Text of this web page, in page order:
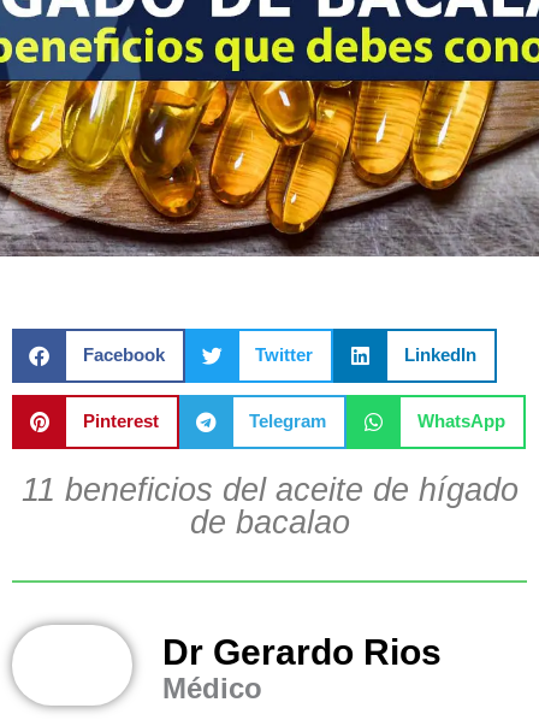
Facebook Twitter LinkedIn
Pinterest Telegram WhatsApp
11 beneficios del aceite de hígado
de bacalao
Dr Gerardo Rios
Médico